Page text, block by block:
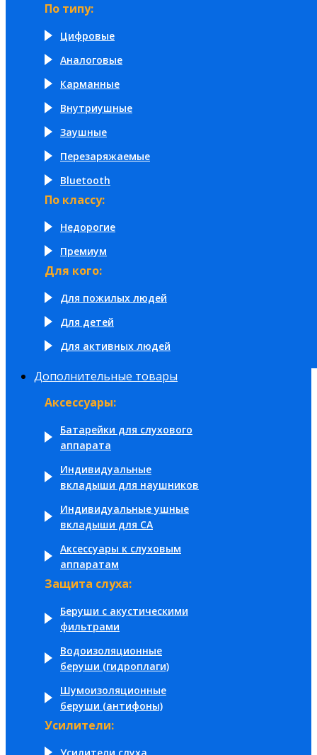
По типу:
Цифровые
Аналоговые
Карманные
Внутриушные
Заушные
Перезаряжаемые
Bluetooth
По классу:
Недорогие
Премиум
Для кого:
Для пожилых людей
Для детей
Для активных людей
Дополнительные товары
Аксессуары:
Батарейки для слухового
аппарата
Индивидуальные
вкладыши для наушников
Индивидуальные ушные
вкладыши для СА
Аксессуары к слуховым
аппаратам
Защита слуха:
Беруши с акустическими
фильтрами
Водоизоляционные
беруши (гидроплаги)
Шумоизоляционные
беруши (антифоны)
Усилители: